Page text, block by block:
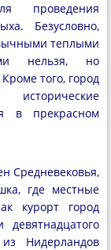
проведения
Безусловно,
теплыми
нельзя, но
того, город
в прекрасном
Средневековья,
где местные
курорт город
Нидерландов